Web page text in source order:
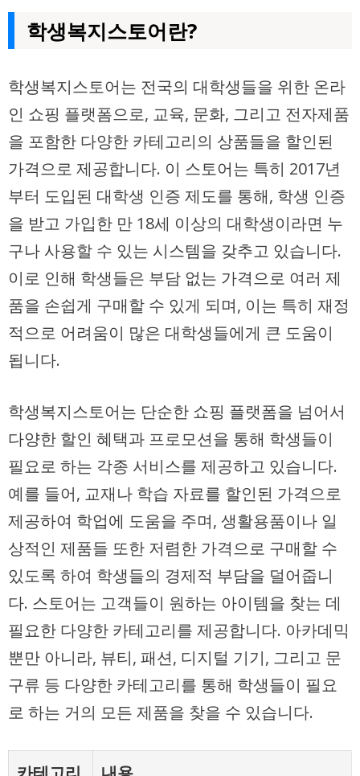
학생복지스토어란?
학생복지스토어는 전국의 대학생들을 위한 온라
인 쇼핑 플랫폼으로, 교육, 문화, 그리고 전자제품
을 포함한 다양한 카테고리의 상품들을 할인된
가격으로 제공합니다. 이 스토어는 특히 2017년
부터 도입된 대학생 인증 제도를 통해, 학생 인증
을 받고 가입한 만 18세 이상의 대학생이라면 누
구나 사용할 수 있는 시스템을 갖추고 있습니다.
이로 인해 학생들은 부담 없는 가격으로 여러 제
품을 손쉽게 구매할 수 있게 되며, 이는 특히 재정
적으로 어려움이 많은 대학생들에게 큰 도움이
됩니다.
학생복지스토어는 단순한 쇼핑 플랫폼을 넘어서
다양한 할인 혜택과 프로모션을 통해 학생들이
필요로 하는 각종 서비스를 제공하고 있습니다.
예를 들어, 교재나 학습 자료를 할인된 가격으로
제공하여 학업에 도움을 주며, 생활용품이나 일
상적인 제품들 또한 저렴한 가격으로 구매할 수
있도록 하여 학생들의 경제적 부담을 덜어줍니
다. 스토어는 고객들이 원하는 아이템을 찾는 데
필요한 다양한 카테고리를 제공합니다. 아카데믹
뿐만 아니라, 뷰티, 패션, 디지털 기기, 그리고 문
구류 등 다양한 카테고리를 통해 학생들이 필요
로 하는 거의 모든 제품을 찾을 수 있습니다.